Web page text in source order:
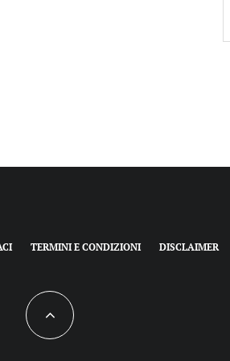
TERMINI E CONDIZIONI DISCLAIMER